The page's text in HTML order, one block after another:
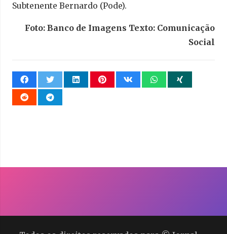
Subtenente Bernardo (Pode).
Foto: Banco de Imagens Texto: Comunicação
Social